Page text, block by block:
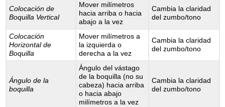
Colocación de
Boquilla Vertical
Mover milímetros
hacia arriba o hacia
abajo a la vez
Cambia la claridad
del zumbo/tono
Colocación
Horizontal de
Boquilla
Mover milímetros a
la izquierda o
derecha a la vez
Cambia la claridad
del zumbo/tono
Ángulo de la
boquilla
Ángulo del vástago
de la boquilla (no su
cabeza) hacia arriba
o hacia abajo
milímetros a la vez
Cambia la claridad
del zumbo/tono